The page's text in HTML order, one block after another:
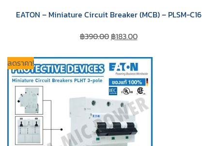
EATON – Miniature Circuit Breaker (MCB) – PLSM-C16
฿390.00 Original
was:
฿390.00.
฿183.00Current
is:
฿183.00.
ลดราคา!